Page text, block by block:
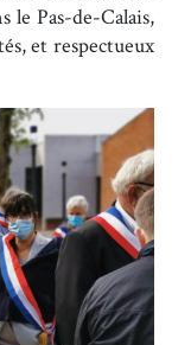
le Pas-de-Calais,
et respectueux